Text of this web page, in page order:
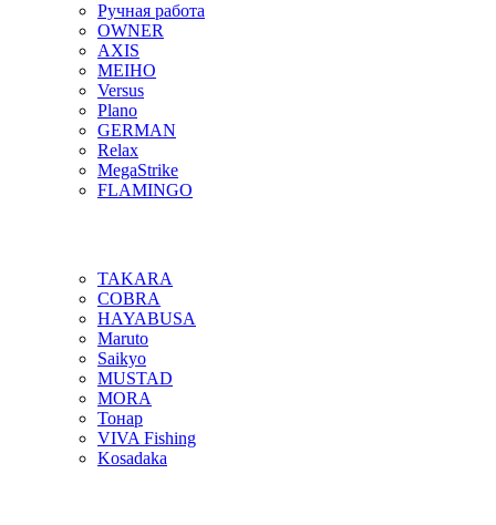
Ручная работа
OWNER
AXIS
MEIHO
Versus
Plano
GERMAN
Relax
MegaStrike
FLAMINGO
TAKARA
COBRA
HAYABUSA
Maruto
Saikyo
MUSTAD
MORA
Тонар
VIVA Fishing
Kosadaka